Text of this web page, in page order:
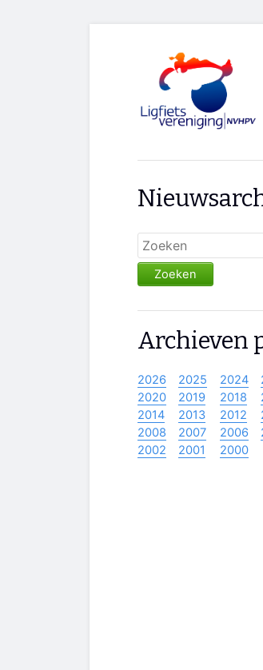
Zoeken
Archieven
2026 2025 2024
2020
2019 2018
2014
2013 2012
2008
2007 2006
2002
2001 2000